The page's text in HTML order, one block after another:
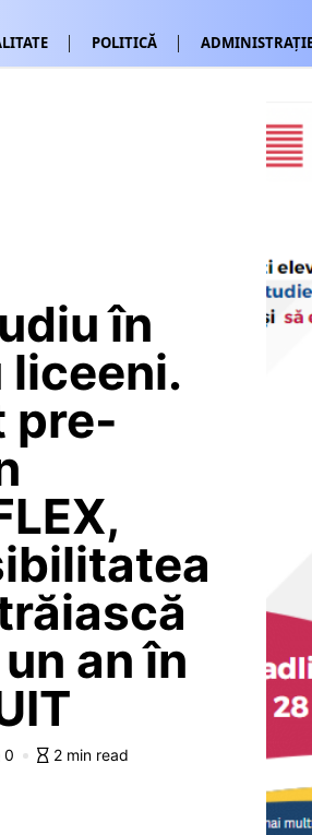
POLITICĂ
în
liceeni.
pre-
an în
0 2 min read